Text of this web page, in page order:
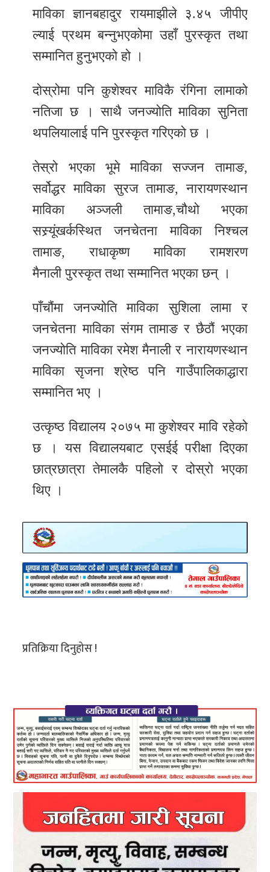
माविका ज्ञानबहादुर रायमाझीले ३.४५ जीपीए
ल्याई प्रथम बन्नुभएकोमा उहाँ पुरस्कृत तथा
सम्मानित हुनुभएको हो ।
दोस्रोमा पनि कुशेश्वर माविकै रंगिना लामाको
नतिजा छ । साथै जनज्योति माविका सुनिता
थपलियालाई पनि पुरस्कृत गरिएको छ ।
तेस्रो भएका भूमे माविका सज्जन तामाङ,
सर्वोद्धर माविका सुरज तामाङ, नारायणस्थान
माविका अञ्जली तामाङ,चौथो भएका
सस्र्यूंखर्कस्थित जनचेतना माविका निश्चल
तामाङ, राधाकृष्ण माविका रामशरण
मैनाली पुरस्कृत तथा सम्मानित भएका छन् ।
पाँचौंमा जनज्योति माविका सुशिला लामा र
जनचेतना माविका संगम तामाङ र छैठौं भएका
जनज्योति माविका रमेश मैनाली र नारायणस्थान
माविका सृजना श्रेष्ठ पनि गाउँपालिकाद्धारा
सम्मानित भए ।
उत्कृष्ठ विद्यालय २०७५ मा कुशेश्वर मावि रहेको
छ । यस विद्यालयबाट एसईई परीक्षा दिएका
छात्रछात्रा तेमालकै पहिलो र दोस्रो भएका
थिए ।
प्रतिक्रिया दिनुहोस !